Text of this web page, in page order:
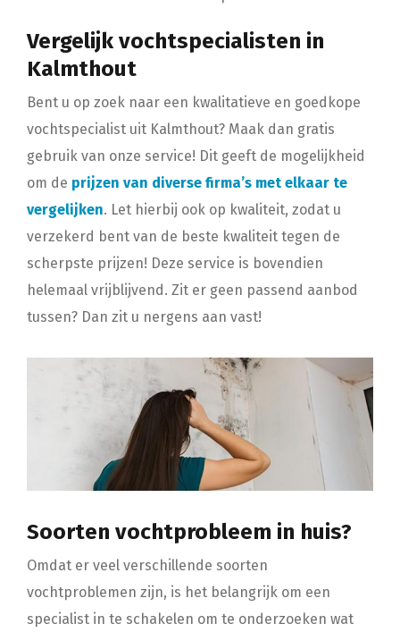
Vergelijk vochtspecialisten in
Kalmthout
Bent u op zoek naar een kwalitatieve en goedkope
vochtspecialist uit Kalmthout? Maak dan gratis
gebruik van onze service! Dit geeft de mogelijkheid
om de prijzen van diverse firma’s met elkaar te
vergelijken. Let hierbij ook op kwaliteit, zodat u
verzekerd bent van de beste kwaliteit tegen de
scherpste prijzen! Deze service is bovendien
helemaal vrijblijvend. Zit er geen passend aanbod
tussen? Dan zit u nergens aan vast!
Soorten vochtprobleem in huis?
Omdat er veel verschillende soorten
vochtproblemen zijn, is het belangrijk om een
specialist in te schakelen om te onderzoeken wat